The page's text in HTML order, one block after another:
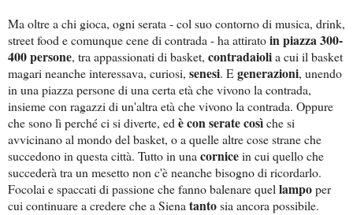
Ma oltre a chi gioca, ogni serata - col suo contorno di musica, drink,
street food e comunque cene di contrada - ha attiratoin piazza 300-
400 persone, tra appassionati di basket, contradaiolia cui il basket
magari neanche interessava, curiosi, senesi. Egenerazioni, unendo
in una piazza persone di una certa età che vivono la contrada,
insieme con ragazzi di un'altra età che vivono la contrada. Oppure
che sono lì perché ci si diverte, ed è con serate cosìche si
avvicinano al mondo del basket, o a quelle altre cose strane che
succedono in questa città. Tutto in una cornicein cui quello che
succederà tra un mesetto non c'è neanche bisogno di ricordarlo.
Focolai e spaccati di passione che fanno balenare quel lampoper
cui continuare a credere che a Siena tantosia ancora possibile.